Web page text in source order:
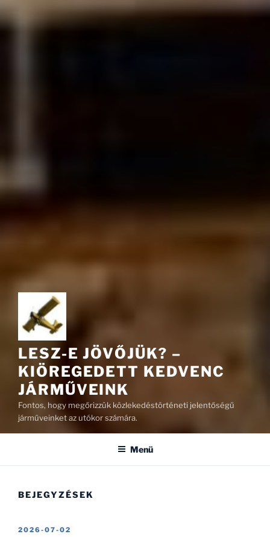
LESZ-E JÖVŐJÜK? –
KIÖREGEDETT KEDVENC
JÁRMŰVEINK
Fontos, hogy megőrizzük közlekedéstörténeti jelentőségű
járműveinket az utókor számára.
Menü
BEJEGYZÉSEK
BEKÜLDVE:
2026-07-02